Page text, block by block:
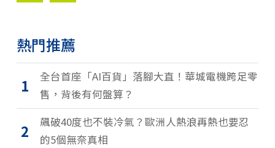
熱門推薦
1
全台首座「AI百貨」落腳大直！華城電機跨足零
售，背後有何盤算？
2
飆破40度也不裝冷氣？歐洲人熱浪再熱也要忍
的5個無奈真相